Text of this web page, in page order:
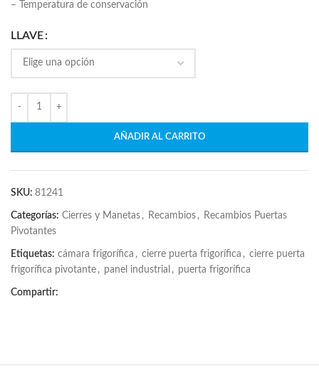
– Temperatura de conservación
LLAVE
AÑADIR AL CARRITO
SKU: 81241
Categorías: Cierres y Manetas , Recambios , Recambios Puertas
Pivotantes
Etiquetas: cámara frigorífica , cierre puerta frigorífica , cierre puerta
frigorífica pivotante , panel industrial , puerta frigorífica
Compartir: